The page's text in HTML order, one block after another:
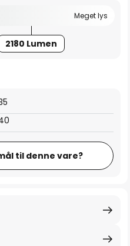
Meget lys
2180 Lumen
til denne vare?